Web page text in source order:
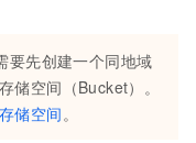
要先创建一个同地域
储空间（Bucket）。
储空间 。